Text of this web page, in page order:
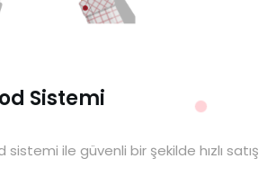
Sistemi
sistemi ile güvenli bir şekilde hızlı satış